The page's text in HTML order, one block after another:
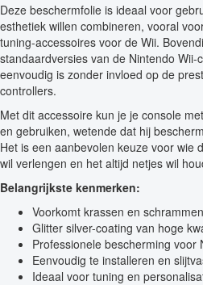
Deze beschermfolie is ideaal voor
esthetiek willen combineren, vooral
tuning-accessoires voor de Wii.
standaardversies van de Nintendo
eenvoudig is zonder invloed op de
controllers.
Met dit accessoire kun je je console
en gebruiken, wetende dat hij
Het is een aanbevolen keuze voor wie
wil verlengen en het altijd netjes wil
Belangrijkste kenmerken:
Voorkomt krassen en schrammen
Glitter silver-coating van hoge
Professionele bescherming voor
Eenvoudig te installeren en
Ideaal voor tuning en